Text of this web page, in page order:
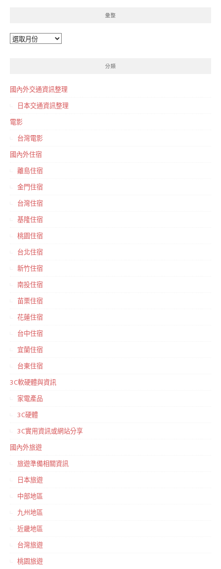
彙整
彙
分類
國內外交通資訊整理
日本交通資訊整理
電影
台灣電影
國內外住宿
離島住宿
金門住宿
台灣住宿
基隆住宿
桃園住宿
台北住宿
新竹住宿
南投住宿
苗栗住宿
花蓮住宿
台中住宿
宜蘭住宿
台東住宿
3C軟硬體與資訊
家電產品
3C硬體
3C實用資訊或網站分享
國內外旅遊
旅遊準備相關資訊
日本旅遊
中部地區
九州地區
近畿地區
台灣旅遊
桃園旅遊